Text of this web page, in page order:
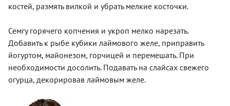
костей, размять вилкой и убрать мелкие косточки.
Семгу горячего копчения и укроп мелко нарезать.
Добавить к рыбе кубики лаймового желе, приправить
йогуртом, майонезом, горчицей и перемешать. При
необходимости досолить. Подавать на слайсах свежего
огурца, декорировав лаймовым желе.